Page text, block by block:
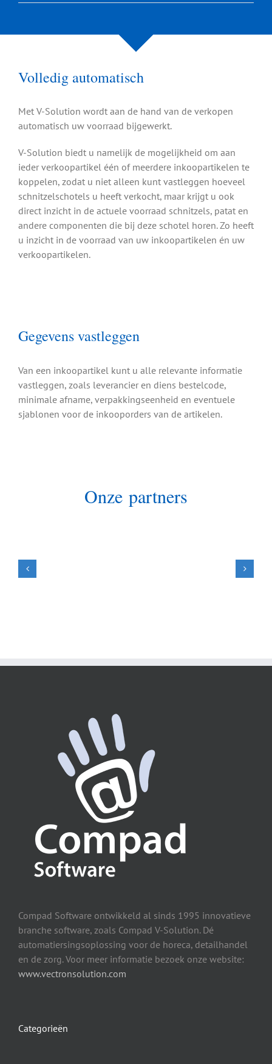
Volledig automatisch
Met V-Solution wordt aan de hand van de verkopen
automatisch uw voorraad bijgewerkt.
V-Solution biedt u namelijk de mogelijkheid om aan
ieder verkoopartikel één of meerdere inkoopartikelen te
koppelen, zodat u niet alleen kunt vastleggen hoeveel
schnitzelschotels u heeft verkocht, maar krijgt u ook
direct inzicht in de actuele voorraad schnitzels, patat en
andere componenten die bij deze schotel horen. Zo heeft
u inzicht in de voorraad van uw inkoopartikelen én uw
verkoopartikelen.
Gegevens vastleggen
Van een inkoopartikel kunt u alle relevante informatie
vastleggen, zoals leverancier en diens bestelcode,
minimale afname, verpakkingseenheid en eventuele
sjablonen voor de inkooporders van de artikelen.
Onze partners
Compad Software ontwikkeld al sinds 1995 innovatieve
branche software, zoals Compad V-Solution. Dé
automatiersingsoplossing voor de horeca, detailhandel
en de zorg. Voor meer informatie bezoek onze website:
www.vectronsolution.com
Categorieën